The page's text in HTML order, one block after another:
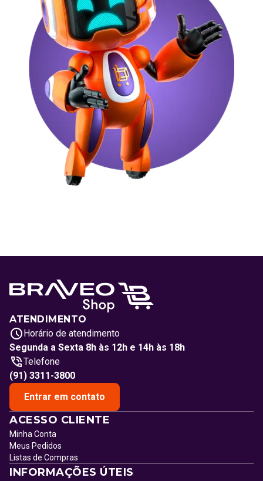
ATENDIMENTO
Horário de atendimento
Segunda a Sexta 8h às 12h e 14h às 18h
Telefone
(91) 3311-3800
Entrar em contato
ACESSO CLIENTE
Minha Conta
Meus Pedidos
Listas de Compras
INFORMAÇÕES ÚTEIS